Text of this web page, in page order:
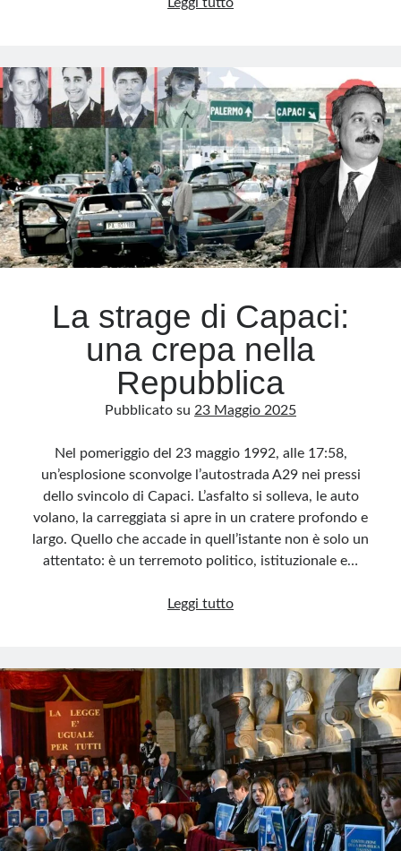
caduta
di
stile
di
Elly
Schlein
La strage di Capaci:
una crepa nella
Repubblica
Pubblicato su 23 Maggio 2025
Nel pomeriggio del 23 maggio 1992, alle 17:58,
un’esplosione sconvolge l’autostrada A29 nei pressi
dello svincolo di Capaci. L’asfalto si solleva, le auto
volano, la carreggiata si apre in un cratere profondo e
largo. Quello che accade in quell’istante non è solo un
attentato: è un terremoto politico, istituzionale e…
Leggi tuttoLa
Capaci:
una
crepa
nella
Repubblica